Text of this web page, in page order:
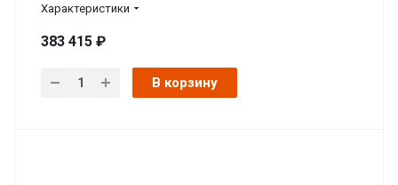
Характеристики
383 415 ₽
В корзину